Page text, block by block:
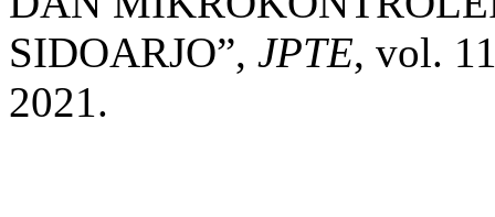
SIDOARJO”, JPTE, vol.
2021.